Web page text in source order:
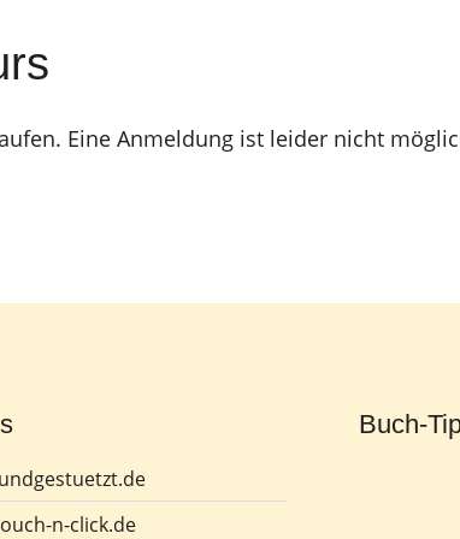
Eine Anmeldung ist leider nicht
n-click.de
Buch-